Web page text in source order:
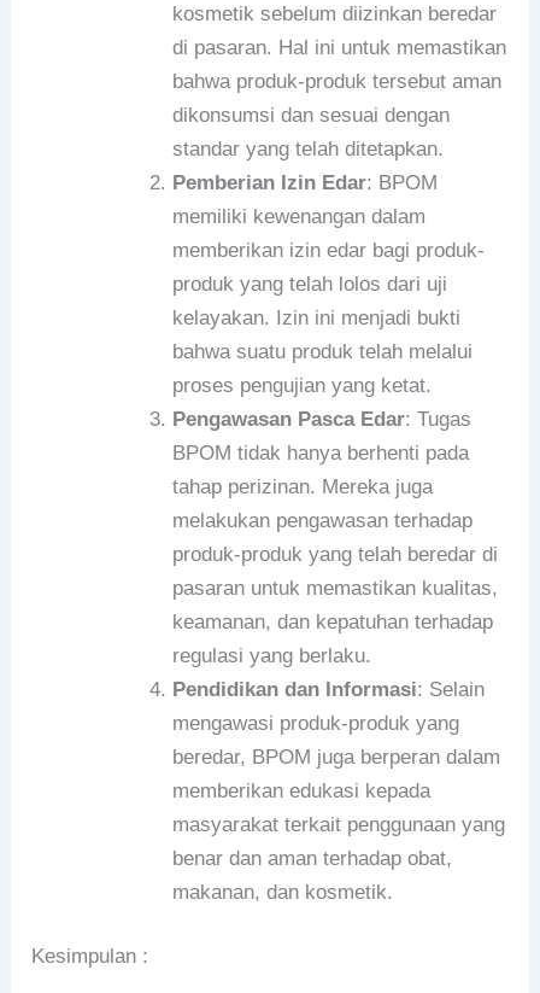
kosmetik sebelum diizinkan beredar
di pasaran. Hal ini untuk memastikan
bahwa produk-produk tersebut aman
dikonsumsi dan sesuai dengan
standar yang telah ditetapkan.
Pemberian Izin Edar: BPOM
memiliki kewenangan dalam
memberikan izin edar bagi produk-
produk yang telah lolos dari uji
kelayakan. Izin ini menjadi bukti
bahwa suatu produk telah melalui
proses pengujian yang ketat.
Pengawasan Pasca Edar: Tugas
BPOM tidak hanya berhenti pada
tahap perizinan. Mereka juga
melakukan pengawasan terhadap
produk-produk yang telah beredar di
pasaran untuk memastikan kualitas,
keamanan, dan kepatuhan terhadap
regulasi yang berlaku.
Pendidikan dan Informasi: Selain
mengawasi produk-produk yang
beredar, BPOM juga berperan dalam
memberikan edukasi kepada
masyarakat terkait penggunaan yang
benar dan aman terhadap obat,
makanan, dan kosmetik.
Kesimpulan :